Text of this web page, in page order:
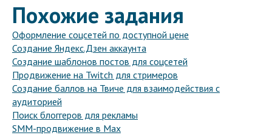
Похожие задания
Оформление соцсетей по доступной цене
Создание Яндекс.Дзен аккаунта
Создание шаблонов постов для соцсетей
Продвижение на Twitch для стримеров
Создание баллов на Твиче для взаимодействия с
аудиторией
Поиск блоггеров для рекламы
SMM-продвижение в Max